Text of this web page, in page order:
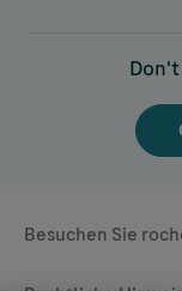
Legal & Privacy
Besuchen Sie